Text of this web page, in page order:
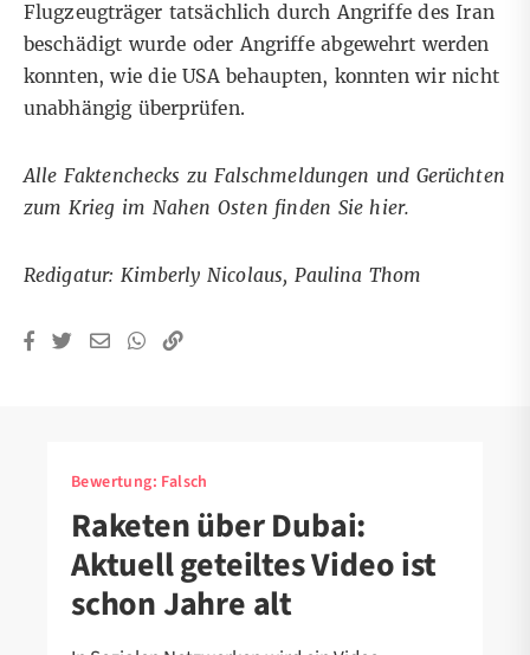
Flugzeugträger tatsächlich durch Angriffe des Iran
beschädigt wurde oder Angriffe abgewehrt werden
konnten, wie die USA behaupten, konnten wir nicht
unabhängig überprüfen.
Alle Faktenchecks zu Falschmeldungen und Gerüchten
zum Krieg im Nahen Osten finden Siehier.
Redigatur: Kimberly Nicolaus, Paulina Thom
Bewertung: Falsch
Raketen über Dubai:
Aktuell geteiltes Video ist
schon Jahre alt